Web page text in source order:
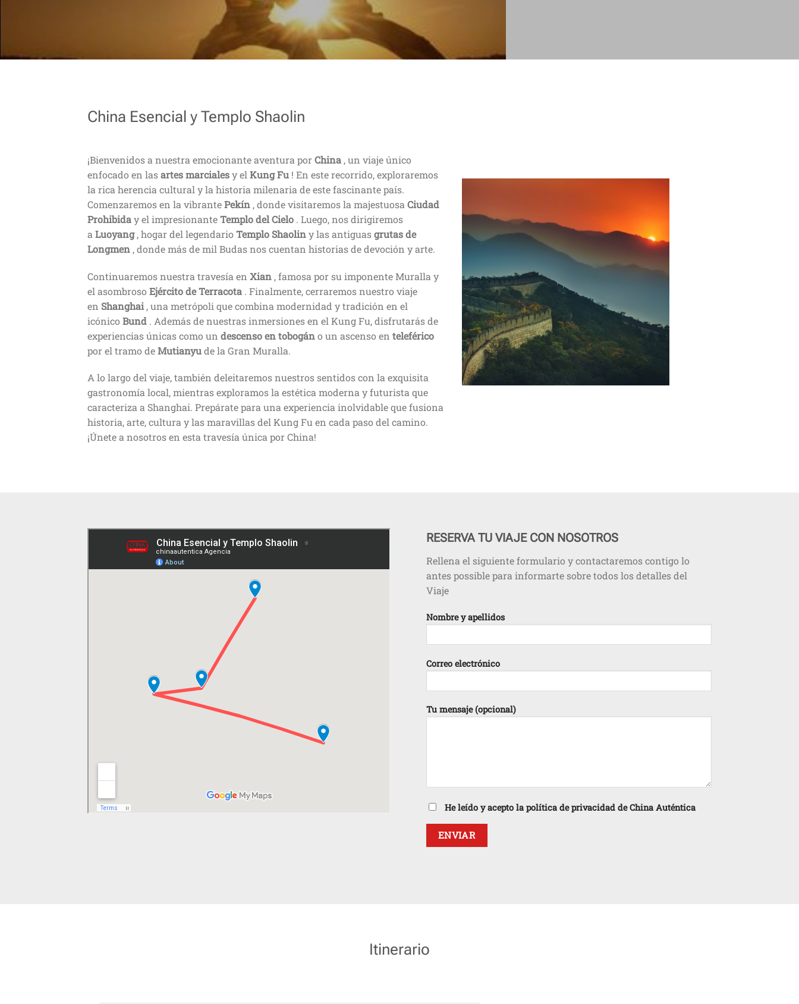
China Esencial y Templo Shaolin
¡Bienvenidos a nuestra emocionante aventura por China , un viaje único
enfocado en lasartes marcialesy el Kung Fu ! En este recorrido, exploraremos
la rica herencia cultural y la historia milenaria de este fascinante país.
Comenzaremos en la vibrantePekín , donde visitaremos la majestuosa Ciudad
Prohibiday el impresionanteTemplo del Cielo . Luego, nos dirigiremos
a Luoyang, hogar del legendario Templo Shaoliny las antiguasgrutas de
Longmen , donde más de mil Budas nos cuentan historias de devoción y arte.
Continuaremos nuestra travesía en Xian , famosa por su imponente Muralla y
el asombroso Ejército de Terracota . Finalmente, cerraremos nuestro viaje
en Shanghai , una metrópoli que combina modernidad y tradición en el
icónico Bund . Además de nuestras inmersiones en el Kung Fu, disfrutarás de
experiencias únicas como un descenso en tobogáno un ascenso en teleférico
por el tramo deMutianyude la Gran Muralla.
A lo largo del viaje, también deleitaremos nuestros sentidos con la exquisita
gastronomía local, mientras exploramos la estética moderna y futurista que
caracteriza a Shanghai. Prepárate para una experiencia inolvidable que fusiona
historia, arte, cultura y las maravillas del Kung Fu en cada paso del camino.
¡Únete a nosotros en esta travesía única por China!
RESERVA TU VIAJE CON NOSOTROS
Rellena el siguiente formulario y contactaremos contigo lo
antes possible para informarte sobre todos los detalles del
Viaje
Nombre y apellidos
Correo electrónico
Tu mensaje (opcional)
He leído y acepto la política de privacidad de China Auténtica
Itinerario